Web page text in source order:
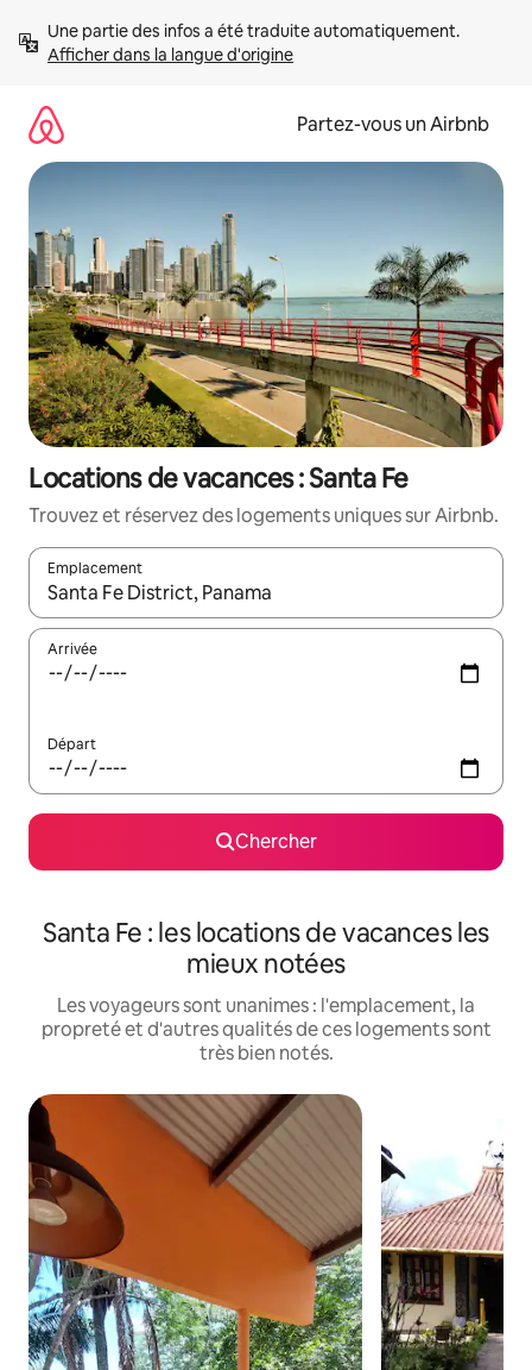
directement
Afficher dans la langue d'origine
Partez-vous un Airbnb
Locations de vacances : Santa Fe
Trouvez et réservez des logements uniques sur Airbnb.
Emplacement
Quand les résultats sont affichés, parcourez-les en utilisant
Arrivée
Départ
Chercher
Santa Fe : les locations de vacances les
mieux notées
Les voyageurs sont unanimes : l'emplacement, la
propreté et d'autres qualités de ces logements sont
très bien notés.